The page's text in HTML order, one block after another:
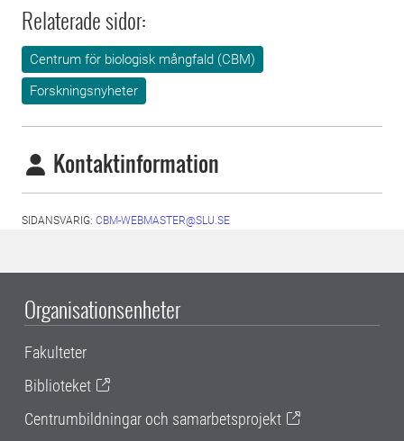
Relaterade sidor:
Centrum för biologisk mångfald (CBM)
Forskningsnyheter
Kontaktinformation
SIDANSVARIG: CBM-WEBMASTER@SLU.SE
Organisationsenheter
Fakulteter
Biblioteket
Centrumbildningar och samarbetsprojekt